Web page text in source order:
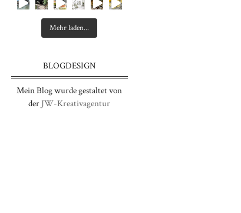
Mehr laden...
BLOGDESIGN
Mein Blog wurde gestaltet von
der JW-Kreativagentur